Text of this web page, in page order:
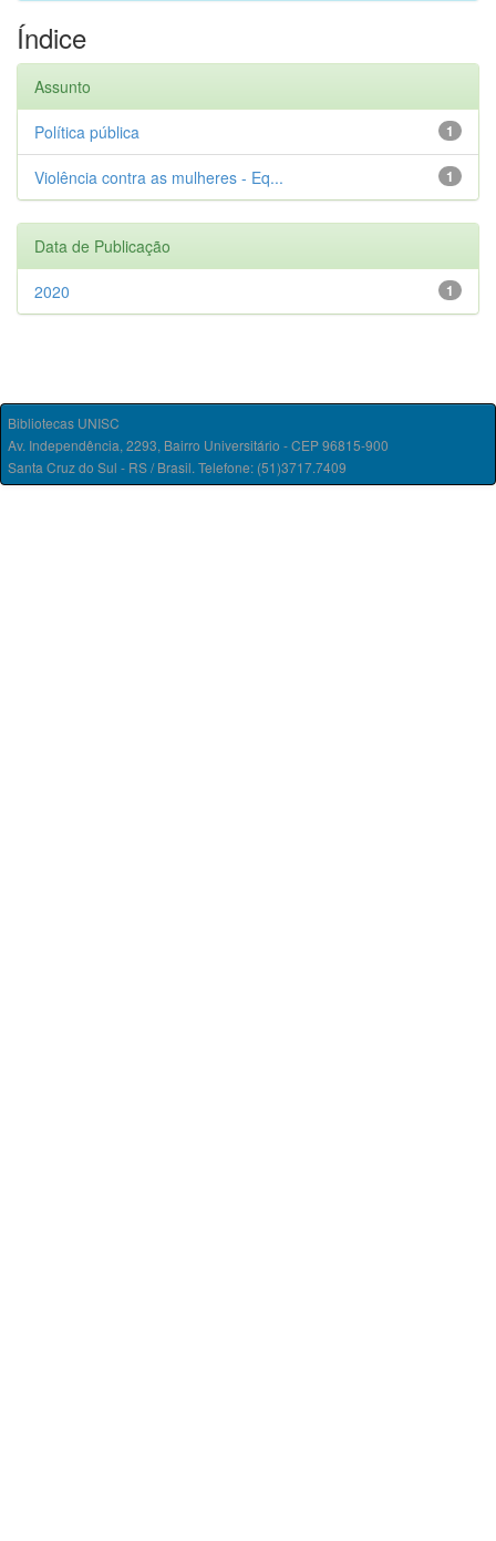
Índice
Assunto
1
Política pública
1
Violência contra as mulheres - Eq...
Data de Publicação
1
2020
Bibliotecas UNISC
Av. Independência, 2293, Bairro Universitário - CEP 96815-900
Santa Cruz do Sul - RS / Brasil. Telefone: (51)3717.7409